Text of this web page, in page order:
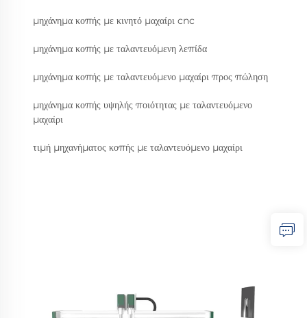
μηχάνημα κοπής με κινητό μαχαίρι cnc
μηχάνημα κοπής με ταλαντευόμενη λεπίδα
μηχάνημα κοπής με ταλαντευόμενο μαχαίρι προς πώληση
μηχάνημα κοπής υψηλής ποιότητας με ταλαντευόμενο
μαχαίρι
τιμή μηχανήματος κοπής με ταλαντευόμενο μαχαίρι